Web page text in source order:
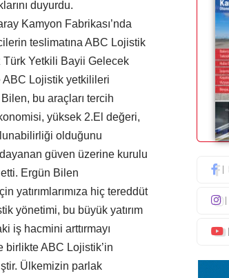
duyurdu.
Kamyon Fabrikası’nda
teslimatına ABC Lojistik
Yetkili Bayii Gelecek
ABC Lojistik yetkilileri
bu araçları tercih
yüksek 2.El değeri,
olduğunu
güven üzerine kurulu
Ergün Bilen
yatırımlarımıza hiç tereddüt
yönetimi, bu büyük yatırım
iş hacmini arttırmayı
birlikte ABC Lojistik’in
Ülkemizin parlak